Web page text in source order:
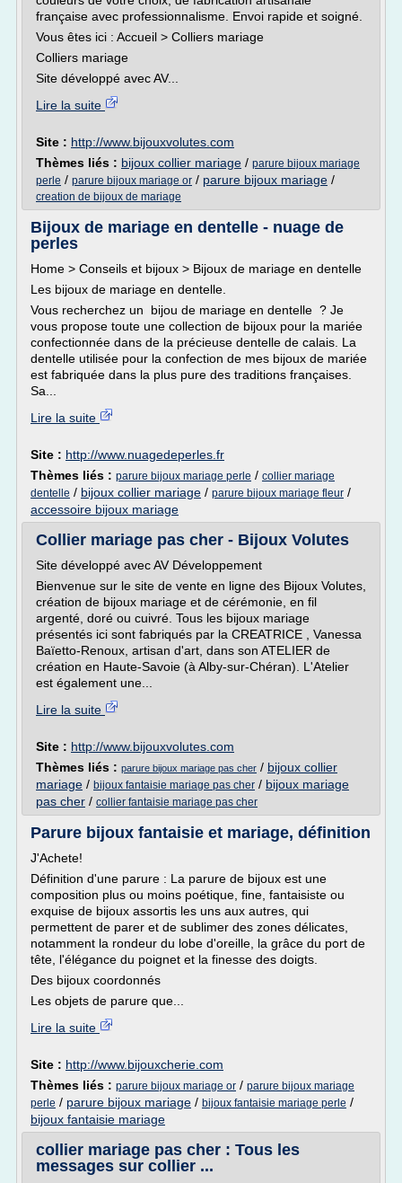
française avec professionnalisme. Envoi rapide et soigné.
Vous êtes ici : Accueil > Colliers mariage
Colliers mariage
Site développé avec AV...
Lire la suite
Site : http://www.bijouxvolutes.com
Thèmes liés : bijoux collier mariage / parure bijoux mariage
perle / parure bijoux mariage or / parure bijoux mariage /
creation de bijoux de mariage
Bijoux de mariage en dentelle - nuage de
perles
Home > Conseils et bijoux > Bijoux de mariage en dentelle
Les bijoux de mariage en dentelle.
Vous recherchez un bijou de mariage en dentelle ? Je
vous propose toute une collection de bijoux pour la mariée
confectionnée dans de la précieuse dentelle de calais. La
dentelle utilisée pour la confection de mes bijoux de mariée
est fabriquée dans la plus pure des traditions françaises.
Sa...
Lire la suite
Site : http://www.nuagedeperles.fr
Thèmes liés : parure bijoux mariage perle / collier mariage
dentelle / bijoux collier mariage / parure bijoux mariage fleur /
accessoire bijoux mariage
Collier mariage pas cher - Bijoux Volutes
Site développé avec AV Développement
Bienvenue sur le site de vente en ligne des Bijoux Volutes,
création de bijoux mariage et de cérémonie, en fil
argenté, doré ou cuivré. Tous les bijoux mariage
présentés ici sont fabriqués par la CREATRICE , Vanessa
Baïetto-Renoux, artisan d'art, dans son ATELIER de
création en Haute-Savoie (à Alby-sur-Chéran). L'Atelier
est également une...
Lire la suite
Site : http://www.bijouxvolutes.com
Thèmes liés : parure bijoux mariage pas cher / bijoux collier
mariage / bijoux fantaisie mariage pas cher / bijoux mariage
pas cher / collier fantaisie mariage pas cher
Parure bijoux fantaisie et mariage, définition
J'Achete!
Définition d'une parure : La parure de bijoux est une
composition plus ou moins poétique, fine, fantaisiste ou
exquise de bijoux assortis les uns aux autres, qui
permettent de parer et de sublimer des zones délicates,
notamment la rondeur du lobe d'oreille, la grâce du port de
tête, l'élégance du poignet et la finesse des doigts.
Des bijoux coordonnés
Les objets de parure que...
Lire la suite
Site : http://www.bijouxcherie.com
Thèmes liés : parure bijoux mariage or / parure bijoux mariage
perle / parure bijoux mariage / bijoux fantaisie mariage perle /
bijoux fantaisie mariage
collier mariage pas cher : Tous les
messages sur collier ...